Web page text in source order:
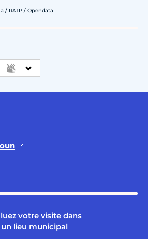
/ RATP / Opendata
votre visite dans
un lieu municipal